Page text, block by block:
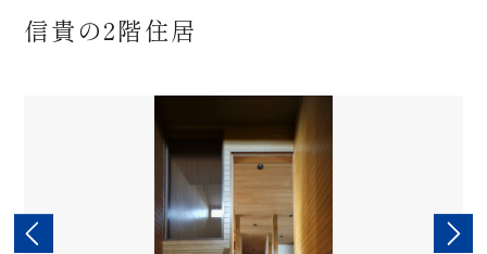
信貴の2階住居